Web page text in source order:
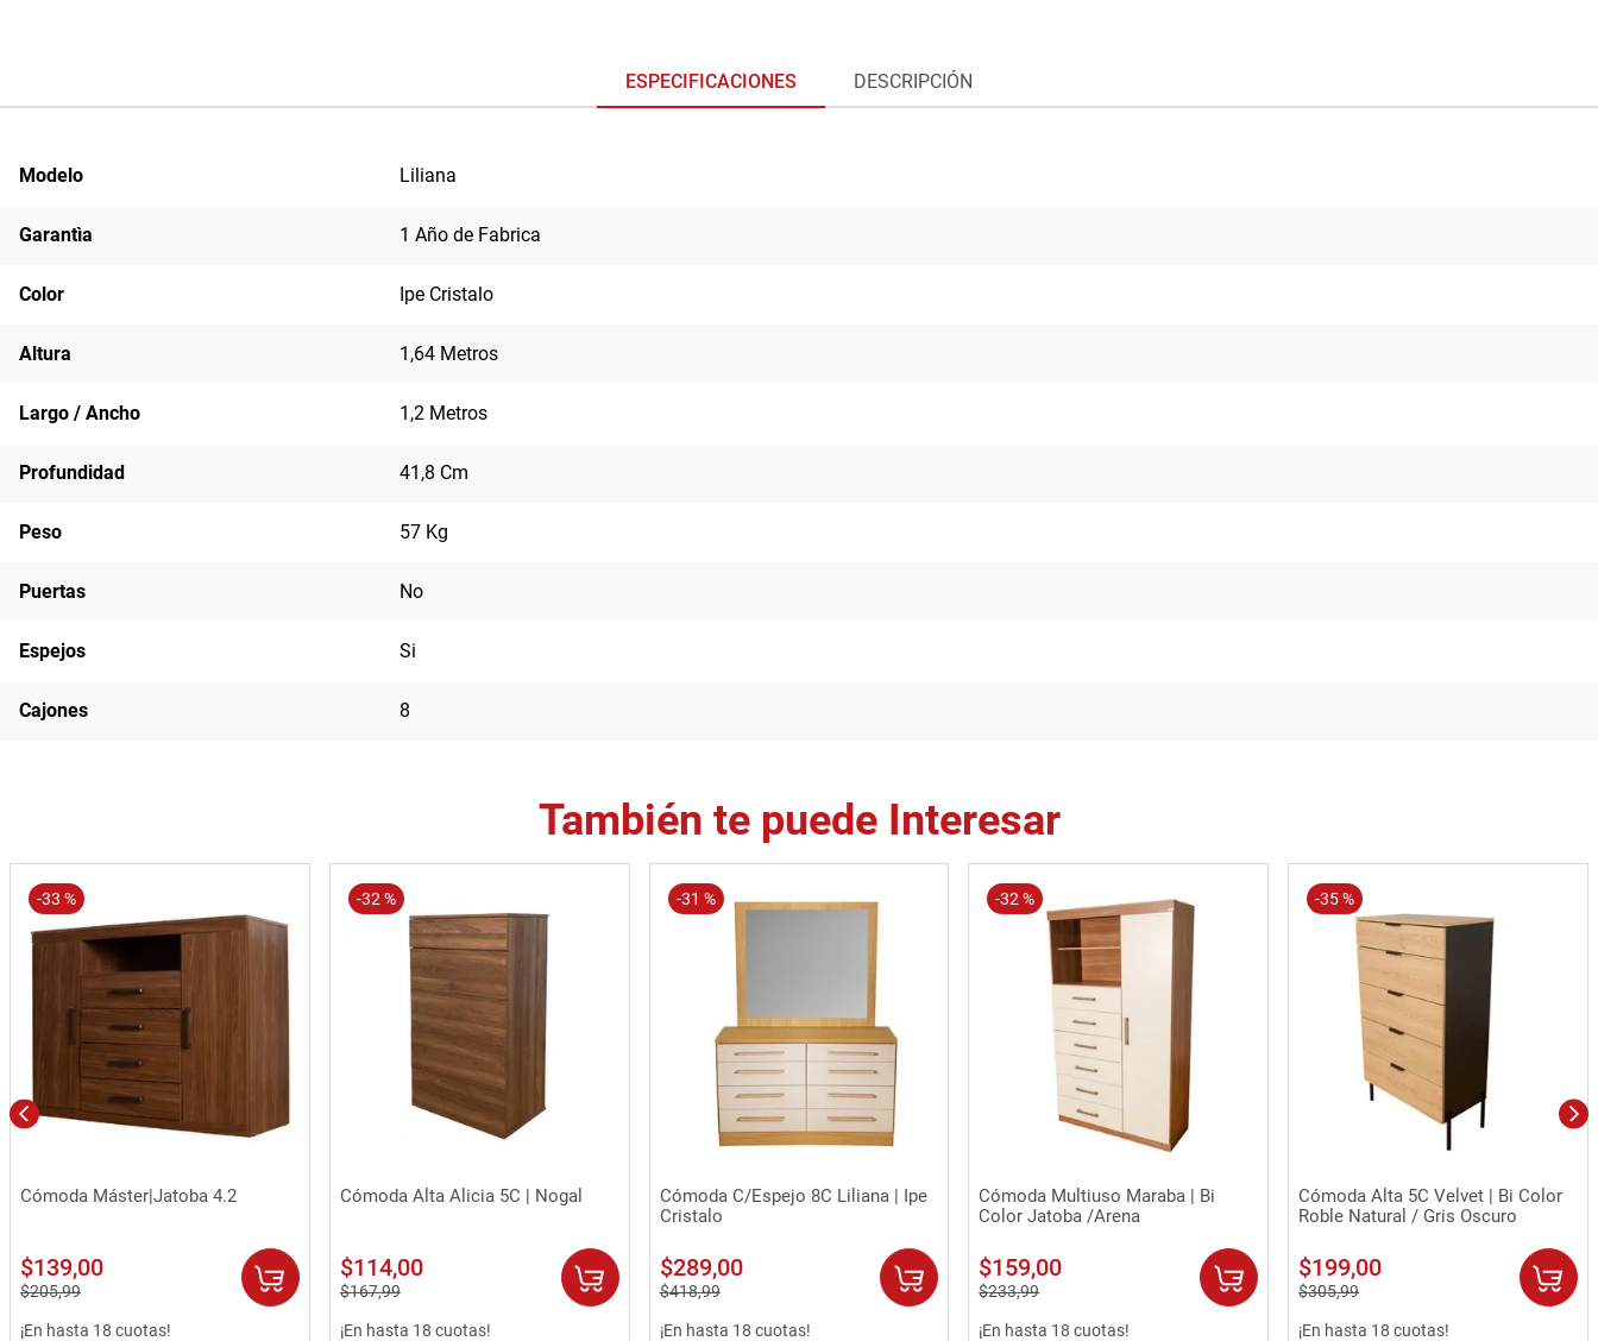
ESPECIFICACIONES DESCRIPCIÓN
Modelo Liliana
Garantìa 1 Año de Fabrica
Color Ipe Cristalo
Altura 1,64 Metros
Largo / Ancho 1,2 Metros
Profundidad 41,8 Cm
Peso 57 Kg
Puertas No
Espejos Si
Cajones 8
También te puede Interesar
-33 %
Vista rápida
Cómoda Máster|Jatoba 4.2
$139,00
$205,99
¡En hasta 18 cuotas!
-32 %
Vista rápida
Cómoda Alta Alicia 5C | Nogal
$114,00
$167,99
¡En hasta 18 cuotas!
-31 %
Vista rápida
Cómoda C/Espejo 8C Liliana | Ipe
Cristalo
$289,00
$418,99
¡En hasta 18 cuotas!
-32 %
Vista rápida
Cómoda Multiuso Maraba | Bi
Color Jatoba /Arena
$159,00
$233,99
¡En hasta 18 cuotas!
-35 %
Vista rápida
Cómoda Alta 5C Velvet | Bi Color
Roble Natural / Gris Oscuro
$199,00
$305,99
¡En hasta 18 cuotas!